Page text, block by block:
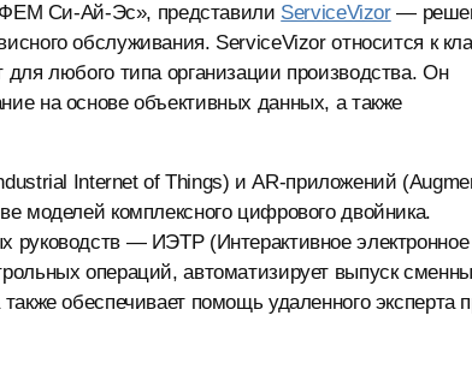
Си-Ай-Эс», представили ServiceVizor—
обслуживания. ServiceVizor относится к
любого типа организации производства. Он
на основе объективных данных, а также
Internet of Things) и AR-приложений
моделей комплексного цифрового двойника.
руководств — ИЭТР (Интерактивное электронное
операций, автоматизирует выпуск
обеспечивает помощь удаленного эксперта